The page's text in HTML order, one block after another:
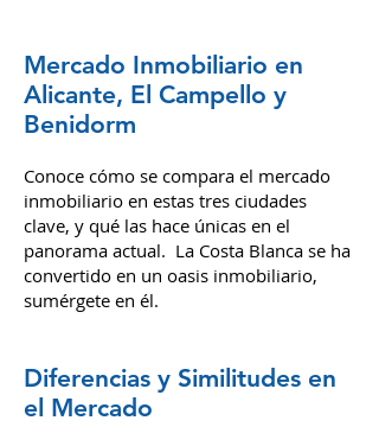
Mercado Inmobiliario en
Alicante, El Campello y
Benidorm
Conoce cómo se compara el mercado
inmobiliario en estas tres ciudades
clave, y qué las hace únicas en el
panorama actual. La Costa Blanca se ha
convertido en un oasis inmobiliario,
sumérgete en él.
Diferencias y Similitudes en
el Mercado